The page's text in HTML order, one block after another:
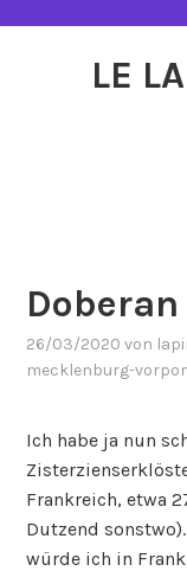
LE
26/03/2020 von
mecklenburg-
Ich habe ja nun
Frankreich, etwa
Dutzend
würde ich in